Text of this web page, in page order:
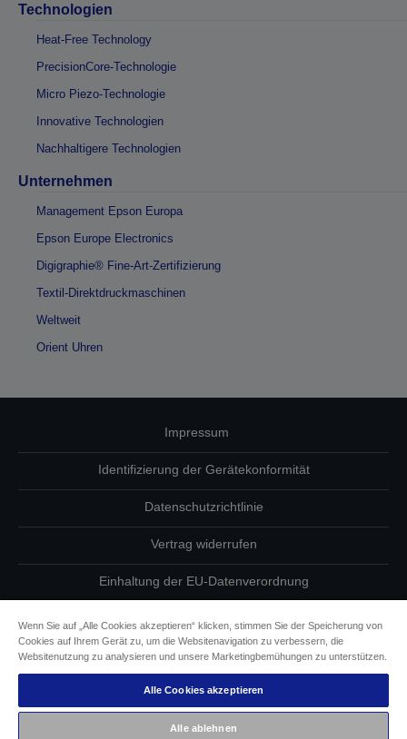
Technologien
Heat-Free Technology
PrecisionCore-Technologie
Micro Piezo-Technologie
Innovative Technologien
Nachhaltigere Technologien
Unternehmen
Management Epson Europa
Epson Europe Electronics
Digigraphie® Fine-Art-Zertifizierung
Textil-Direktdruckmaschinen
Weltweit
Orient Uhren
Impressum
Identifizierung der Gerätekonformität
Datenschutzrichtlinie
Vertrag widerrufen
Einhaltung der EU-Datenverordnung
Informationen zu Cookies
Epson Engagement für Barrierefreiheit
Wenn Sie auf „Alle Cookies akzeptieren“ klicken, stimmen Sie der Speicherung von
Cookies auf Ihrem Gerät zu, um die Websitenavigation zu verbessern, die
Websitenutzung zu analysieren und unsere Marketingbemühungen zu unterstützen.
Alle Cookies akzeptieren
Alle ablehnen